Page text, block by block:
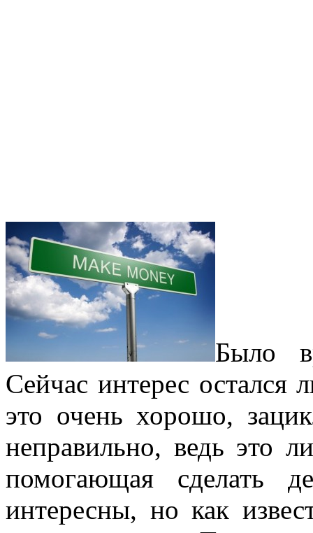
Было
Сейчас интерес
это очень хорошо,
неправильно, ведь это
помогающая сделать
интересны, но как